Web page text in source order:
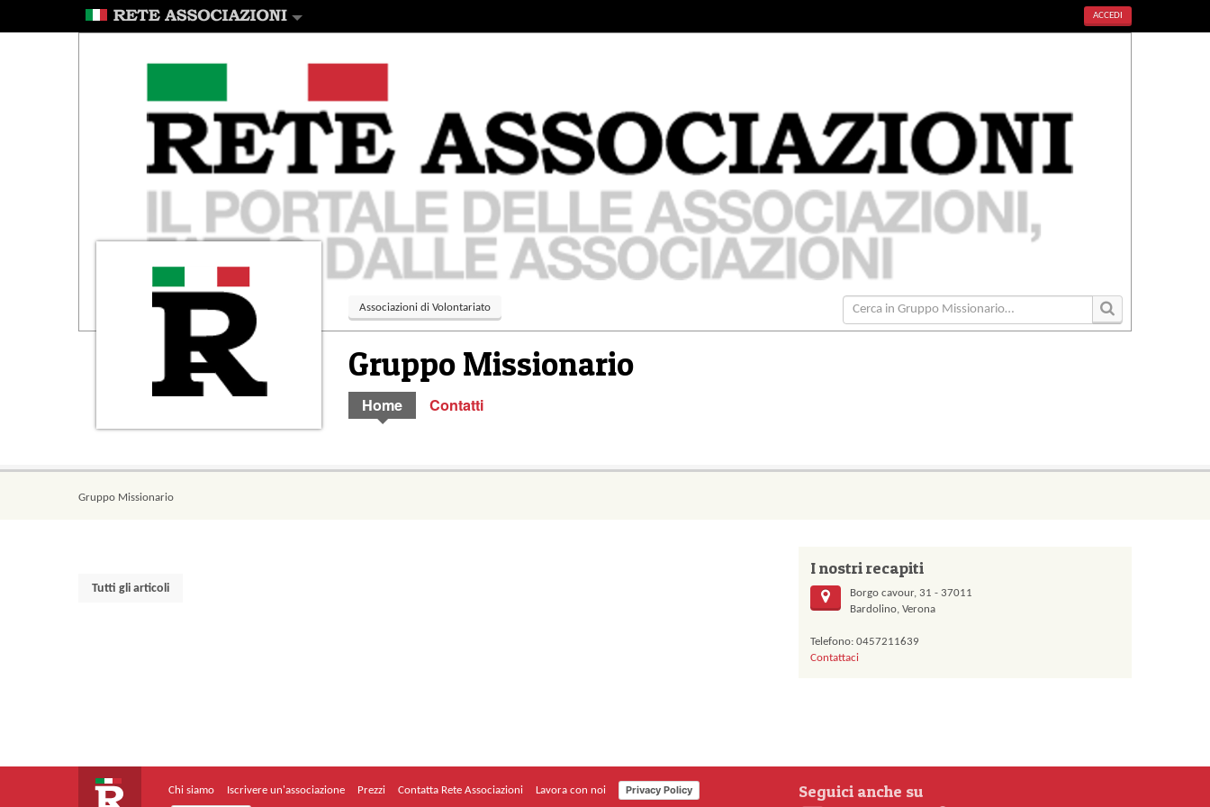
ACCEDI
Associazioni di Volontariato
Gruppo Missionario
Home Contatti
Gruppo Missionario
Tutti gli articoli
I nostri recapiti
Borgo cavour, 31 - 37011
Bardolino, Verona
Telefono: 0457211639
Contattaci
Chi siamo Iscrivere un'associazione Prezzi Contatta Rete Associazioni Lavora con noi Privacy Policy Seguici anche su